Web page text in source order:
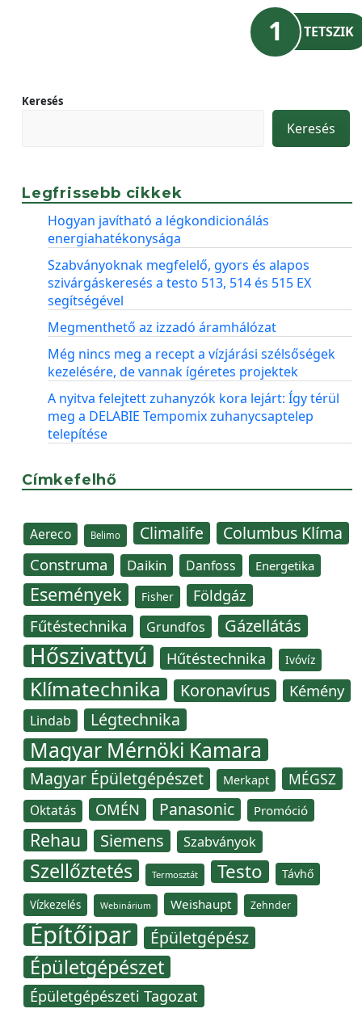
1 TETSZIK
Keresés
Keresés
Legfrissebb cikkek
Hogyan javítható a légkondicionálás
energiahatékonysága
Szabványoknak megfelelő, gyors és alapos
szivárgáskeresés a testo 513, 514 és 515 EX
segítségével
Megmenthető az izzadó áramhálózat
Még nincs meg a recept a vízjárási szélsőségek
kezelésére, de vannak ígéretes projektek
A nyitva felejtett zuhanyzók kora lejárt: Így térül
meg a DELABIE Tempomix zuhanycsaptelep
telepítése
Címkefelhő
Aereco Belimo Climalife Columbus Klíma
Construma Daikin Danfoss Energetika
Események Fisher Földgáz
Fűtéstechnika Grundfos Gázellátás
Hőszivattyú Hűtéstechnika Ivóvíz
Klímatechnika Koronavírus Kémény
Lindab Légtechnika
Magyar Mérnöki Kamara
Magyar Épületgépészet Merkapt MÉGSZ
Oktatás OMÉN Panasonic Promóció
Rehau Siemens Szabványok
Szellőztetés Termosztát Testo Távhő
Vízkezelés Webinárium Weishaupt Zehnder
Építőipar Épületgépész
Épületgépészet
Épületgépészeti Tagozat